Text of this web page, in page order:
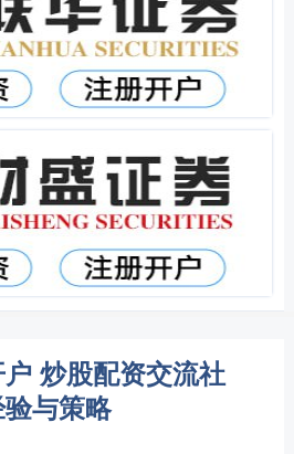
炒股配资交流社
与策略